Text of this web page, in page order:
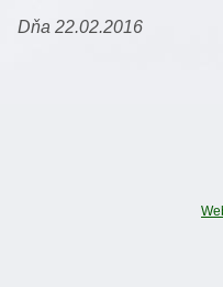
Dňa 22.02.2016